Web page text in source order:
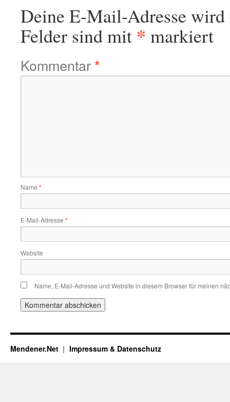
Deine E-Mail-Adresse
Felder sind mit * markiert
Kommentar*
Name *
E-Mail-Adresse *
Website
Name, E-Mail-Adresse und Website in diesem Browser für meinen
Mendener.Net Impressum & Datenschutz